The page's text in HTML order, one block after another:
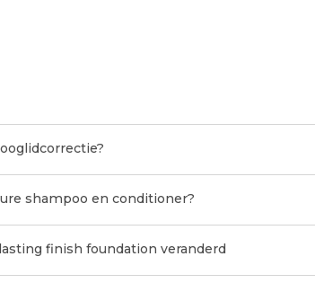
shampoo en conditioner?
finish foundation veranderd